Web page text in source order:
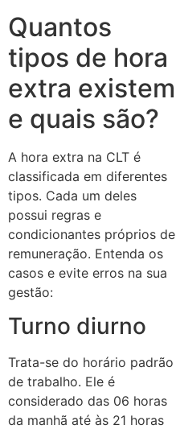
Quantos
tipos de hora
extra existem
e quais são?
A hora extra na CLT é
classificada em diferentes
tipos. Cada um deles
possui regras e
condicionantes próprios de
remuneração. Entenda os
casos e evite erros na sua
gestão:
Turno diurno
Trata-se do horário padrão
de trabalho. Ele é
considerado das 06 horas
da manhã até às 21 horas